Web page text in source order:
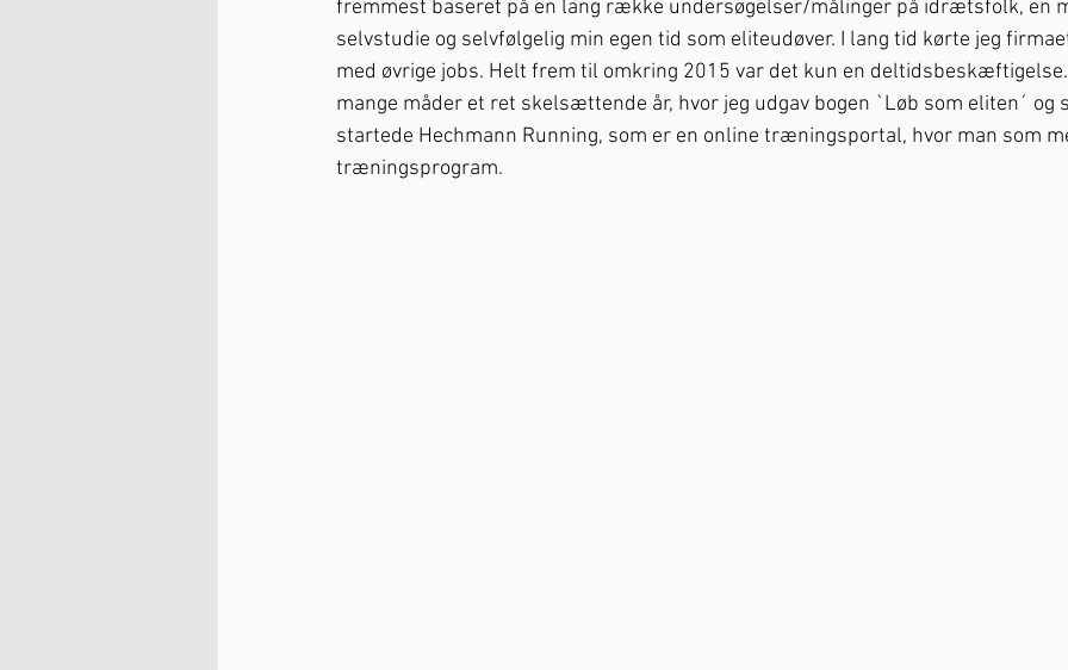
fremmest baseret på en lang række undersøgelser/målinger på idrætsfolk, en
selvstudie og selvfølgelig min egen tid som eliteudøver. I lang tid kørte jeg
med øvrige jobs. Helt frem til omkring 2015 var det kun en
mange måder et ret skelsættende år, hvor jeg udgav bogen `Løb som eliten´ og
startede Hechmann Running, som er en online træningsportal, hvor man som
træningsprogram.